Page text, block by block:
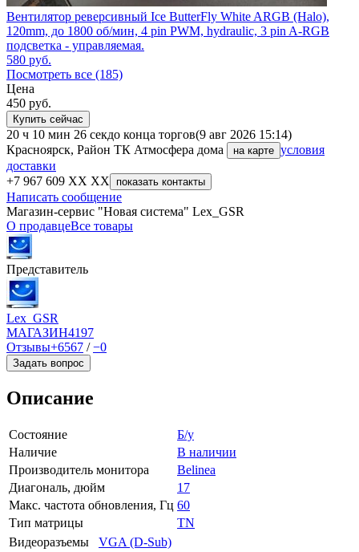
Вентилятор реверсивный Ice ButterFly White ARGB (Halo),
120mm, до 1800 об/мин, 4 pin PWM, hydraulic, 3 pin A-RGB
подсветка - управляемая.
580 руб.
Посмотреть все (185)
Цена
450 руб.
Купить сейчас
20 ч 10 мин 26 секдо конца торгов(9 авг 2026 15:14)
Красноярск, Район ТК Атмосфера дома
на карте условия
доставки
+7 967 609 XX XX
показать контакты
Написать сообщение
Магазин-сервис "Новая система" Lex_GSR
О продавцеВсе товары
Представитель
Lex_GSR
МАГАЗИН4197
Отзывы+6567 /−0
Задать вопрос
Описание
Состояние
Б/у
Наличие
В наличии
Производитель монитора
Belinea
Диагональ, дюйм
17
Макс. частота обновления, Гц 60
Тип матрицы
TN
Видеоразъемы
VGA (D-Sub)